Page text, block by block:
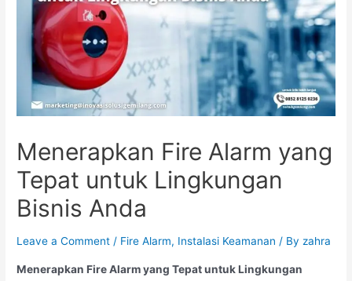
Menerapkan Fire Alarm yang
Tepat untuk Lingkungan
Bisnis Anda
Leave a Comment / Fire Alarm, Instalasi Keamanan / By zahra
Menerapkan Fire Alarm yang Tepat untuk Lingkungan